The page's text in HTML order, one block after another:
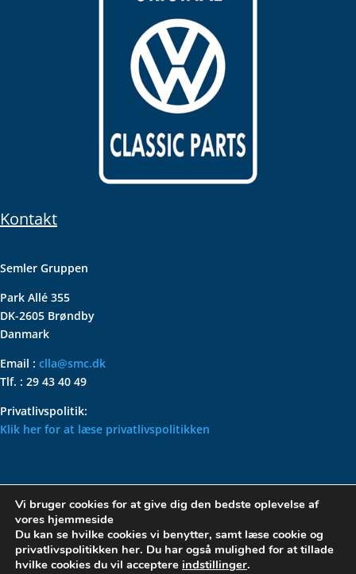
Kontakt
Semler Gruppen
Park Allé 355
DK-2605 Brøndby
Danmark
Email : clla@smc.dk
Tlf. : 29 43 40 49
Privatlivspolitik:
Klik her for at læse privatlivspolitikken
VOLKSWAGEN CLASSIC
PARTS – HOLDER DIN
KLASSISKE VOLKSWAGEN I
TOPFORM
Vi bruger cookies for at give dig den bedste oplevelse af
vores hjemmeside
Du kan se hvilke cookies vi benytter, samt læse cookie og
privatlivspolitikken her. Du har også mulighed for at tillade
hvilke cookies du vil acceptere indstillinger.